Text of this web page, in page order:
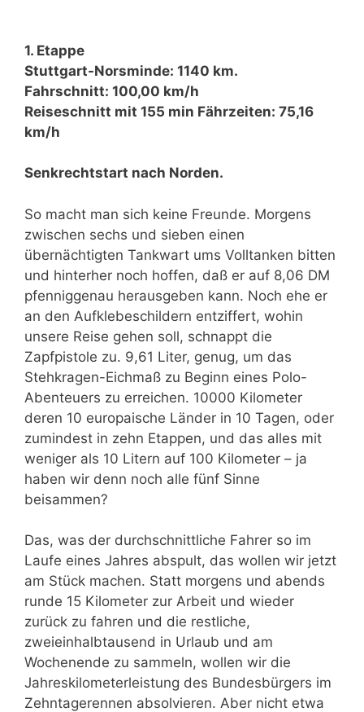
1. Etappe
Stuttgart-Norsminde: 1140 km.
Fahrschnitt: 100,00 km/h
Reiseschnitt mit 155 min Fährzeiten: 75,16
km/h
Senkrechtstart nach Norden.
So macht man sich keine Freunde. Morgens
zwischen sechs und sieben einen
übernächtigten Tankwart ums Volltanken bitten
und hinterher noch hoffen, daß er auf 8,06 DM
pfenniggenau herausgeben kann. Noch ehe er
an den Aufklebeschildern entziffert, wohin
unsere Reise gehen soll, schnappt die
Zapfpistole zu. 9,61 Liter, genug, um das
Stehkragen-Eichmaß zu Beginn eines Polo-
Abenteuers zu erreichen. 10000 Kilometer
deren 10 europaische Länder in 10 Tagen, oder
zumindest in zehn Etappen, und das alles mit
weniger als 10 Litern auf 100 Kilometer – ja
haben wir denn noch alle fünf Sinne
beisammen?
Das, was der durchschnittliche Fahrer so im
Laufe eines Jahres abspult, das wollen wir jetzt
am Stück machen. Statt morgens und abends
runde 15 Kilometer zur Arbeit und wieder
zurück zu fahren und die restliche,
zweieinhalbtausend in Urlaub und am
Wochenende zu sammeln, wollen wir die
Jahreskilometerleistung des Bundesbürgers im
Zehntagerennen absolvieren. Aber nicht etwa